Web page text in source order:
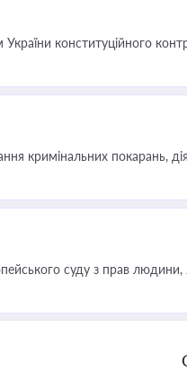
конституційного
кримінальних покарань,
суду з прав людини,